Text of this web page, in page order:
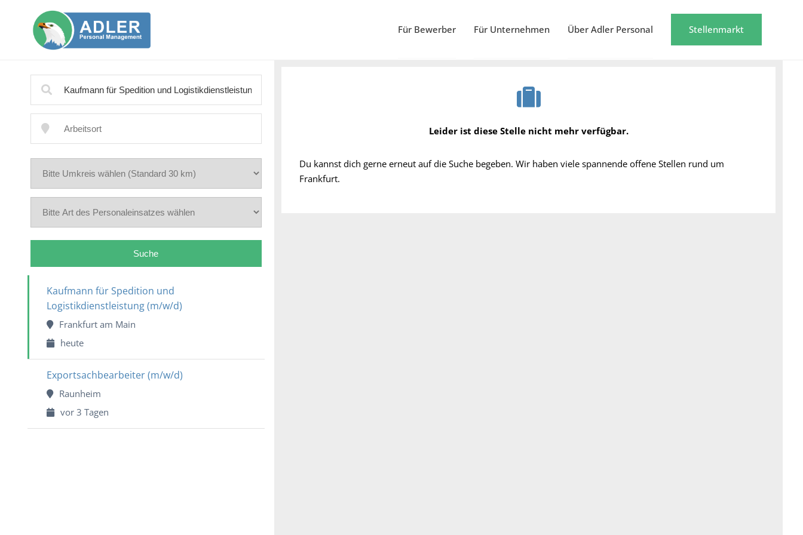
Für Bewerber Für Unternehmen Über Adler Personal Stellenmarkt
Kaufmann für Spedition und
Logistikdienstleistung (m/w/d)
Frankfurt am Main
heute
Exportsachbearbeiter (m/w/d)
Raunheim
vor 3 Tagen
Leider ist diese Stelle nicht mehr verfügbar.
Du kannst dich gerne erneut auf die Suche begeben. Wir haben viele spannende offene Stellen rund um
Frankfurt.